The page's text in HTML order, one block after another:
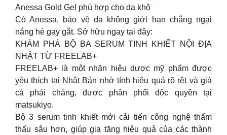
Anessa Gold Gel phù hợp cho da khô
Có Anessa, bảo vệ da không giới hạn chẳng ngại
nắng hè gay gắt. Sở hữu ngay tại đây:
KHÁM PHÁ BỘ BA SERUM TINH KHIẾT NỘI ĐỊA
NHẬT TỪ FREELAB+
FREELAB+ là một nhãn hiệu dược mỹ phẩm được
yêu thích tại Nhật Bản nhờ tính hiệu quả rõ rệt và giá
cả phải chăng, được phân phối độc quyền tại
matsukiyo.
Bộ 3 serum tinh khiết mới cải tiến công nghệ thẩm
thấu sâu hơn, giúp gia tăng hiệu quả của các thành